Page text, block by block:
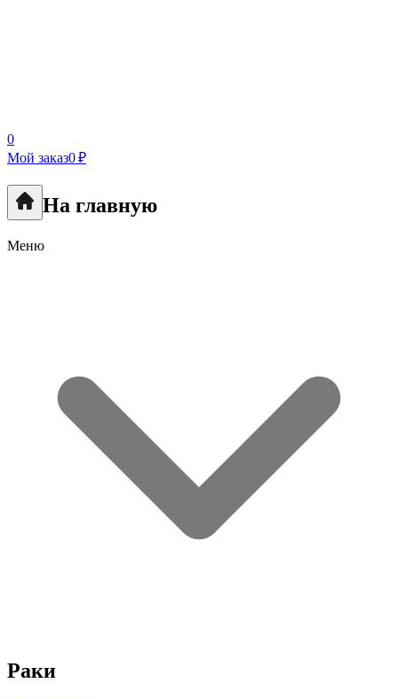
0
Мой заказ0 ₽
На главную
Меню
Раки